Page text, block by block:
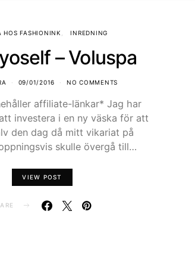
HOS FASHIONINK INREDNING
– Voluspa
09/01/2016 NO COMMENTS
affiliate-länkar* Jag har
investera i en ny väska för att
den dag då mitt vikariat på
skulle övergå till…
VIEW POST